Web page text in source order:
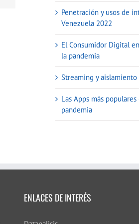
Penetración y usos de
Venezuela 2022
El Consumidor Digital
la pandemia
Streaming y aislamiento
Las Apps más
pandemia
ENLACES DE INTERÉS